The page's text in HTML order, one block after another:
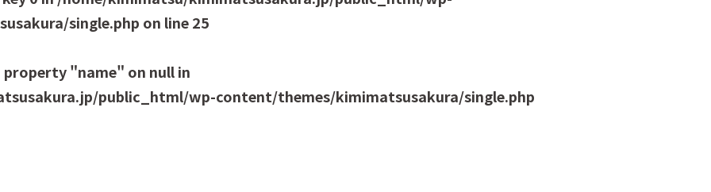
single.php on line25
"name" on null in
public_html/wp-content/themes/kimimatsusakura/single.php